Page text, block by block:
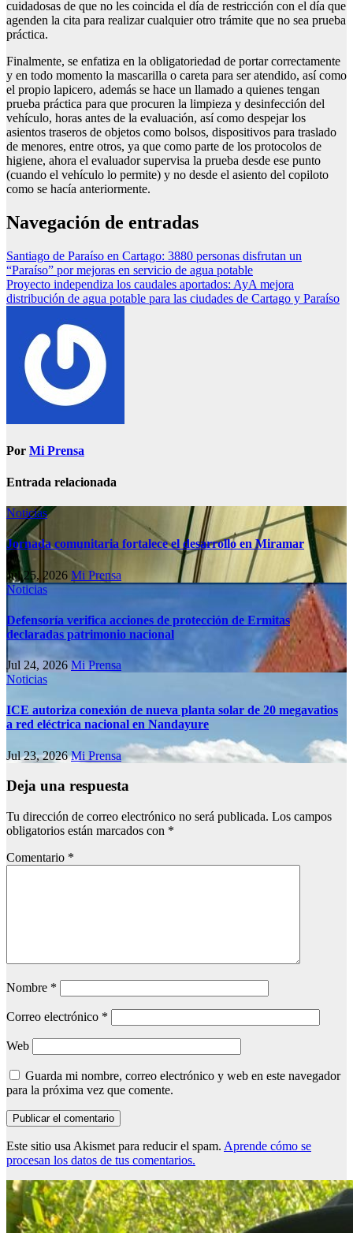
cuidadosas de que no les coincida el día de restricción con el día que
agenden la cita para realizar cualquier otro trámite que no sea prueba
práctica.
Finalmente, se enfatiza en la obligatoriedad de portar correctamente
y en todo momento la mascarilla o careta para ser atendido, así como
el propio lapicero, además se hace un llamado a quienes tengan
prueba práctica para que procuren la limpieza y desinfección del
vehículo, horas antes de la evaluación, así como despejar los
asientos traseros de objetos como bolsos, dispositivos para traslado
de menores, entre otros, ya que como parte de los protocolos de
higiene, ahora el evaluador supervisa la prueba desde ese punto
(cuando el vehículo lo permite) y no desde el asiento del copiloto
como se hacía anteriormente.
Navegación de entradas
Santiago de Paraíso en Cartago: 3880 personas disfrutan un
“Paraíso” por mejoras en servicio de agua potable
Proyecto independiza los caudales aportados: AyA mejora
distribución de agua potable para las ciudades de Cartago y Paraíso
Por Mi Prensa
Entrada relacionada
Noticias
Jornada comunitaria fortalece el desarrollo en Miramar
Jul 25, 2026 Mi Prensa
Noticias
Defensoría verifica acciones de protección de Ermitas
declaradas patrimonio nacional
Jul 24, 2026Mi Prensa
Noticias
ICE autoriza conexión de nueva planta solar de 20 megavatios
a red eléctrica nacional en Nandayure
Jul 23, 2026Mi Prensa
Deja una respuesta
Tu dirección de correo electrónico no será publicada. Los campos
obligatorios están marcados con *
Comentario *
Nombre *
Correo electrónico *
Web
Guarda mi nombre, correo electrónico y web en este navegador
para la próxima vez que comente.
Este sitio usa Akismet para reducir el spam. Aprende cómo se
procesan los datos de tus comentarios.